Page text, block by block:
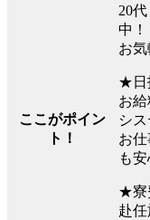
ここがポイン
ト！
20
中！
お気
★日
お
シス
お
も
★寮
赴